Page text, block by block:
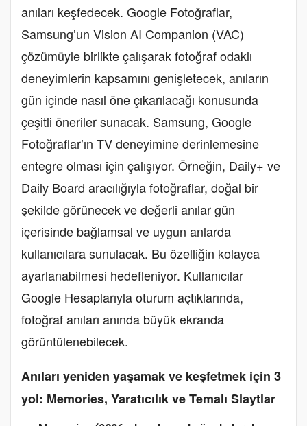
anıları keşfedecek. Google Fotoğraflar,
Samsung’un Vision AI Companion (VAC)
çözümüyle birlikte çalışarak fotoğraf odaklı
deneyimlerin kapsamını genişletecek, anıların
gün içinde nasıl öne çıkarılacağı konusunda
çeşitli öneriler sunacak. Samsung, Google
Fotoğraflar’ın TV deneyimine derinlemesine
entegre olması için çalışıyor. Örneğin, Daily+ ve
Daily Board aracılığıyla fotoğraflar, doğal bir
şekilde görünecek ve değerli anılar gün
içerisinde bağlamsal ve uygun anlarda
kullanıcılara sunulacak. Bu özelliğin kolayca
ayarlanabilmesi hedefleniyor. Kullanıcılar
Google Hesaplarıyla oturum açtıklarında,
fotoğraf anıları anında büyük ekranda
görüntülenebilecek.
Anıları yeniden yaşamak ve keşfetmek için 3
yol: Memories, Yaratıcılık ve Temalı Slaytlar